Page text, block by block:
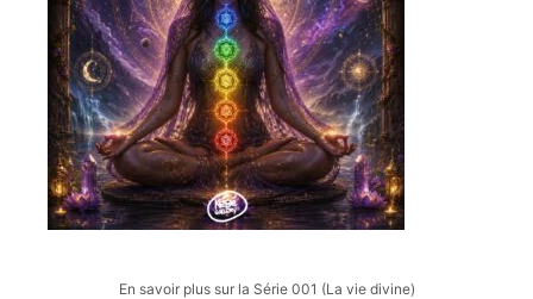
En savoir plus sur la Série 001 (La vie divine)